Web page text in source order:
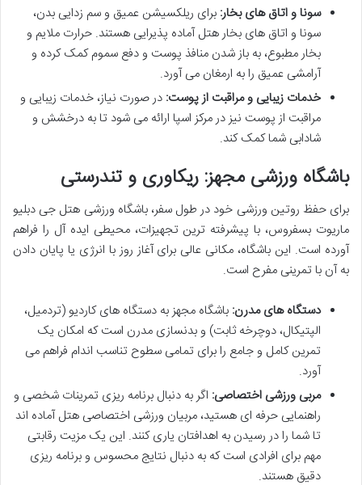
سونا و اتاق های بخار: برای ریلکسیشن عمیق و سم زدایی بدن،
سونا و اتاق های بخار هتل آماده پذیرایی هستند. حرارت ملایم و
بخار مطبوع، به باز شدن منافذ پوست و دفع سموم کمک کرده و
آرامشی عمیق را به ارمغان می آورد.
خدمات زیبایی و مراقبت از پوست: در صورت نیاز، خدمات زیبایی و
مراقبت از پوست نیز در مرکز اسپا ارائه می شود تا به درخشش و
شادابی شما کمک کند.
باشگاه ورزشی مجهز: ریکاوری و تندرستی
برای حفظ روتین ورزشی خود در طول سفر، باشگاه ورزشی هتل جی دبلیو
ماریوت بسفروس، با پیشرفته ترین تجهیزات، محیطی ایده آل را فراهم
آورده است. این باشگاه، مکانی عالی برای آغاز روز با انرژی یا پایان دادن
به آن با تمرینی مفرح است.
دستگاه های مدرن: باشگاه مجهز به دستگاه های کاردیو (تردمیل،
الپتیکال، دوچرخه ثابت) و بدنسازی مدرن است که امکان یک
تمرین کامل و جامع را برای تمامی سطوح تناسب اندام فراهم می
آورد.
مربی ورزشی اختصاصی: اگر به دنبال برنامه ریزی تمرینات شخصی و
راهنمایی حرفه ای هستید، مربیان ورزشی اختصاصی هتل آماده اند
تا شما را در رسیدن به اهدافتان یاری کنند. این یک مزیت رقابتی
مهم برای افرادی است که به دنبال نتایج محسوس و برنامه ریزی
دقیق هستند.